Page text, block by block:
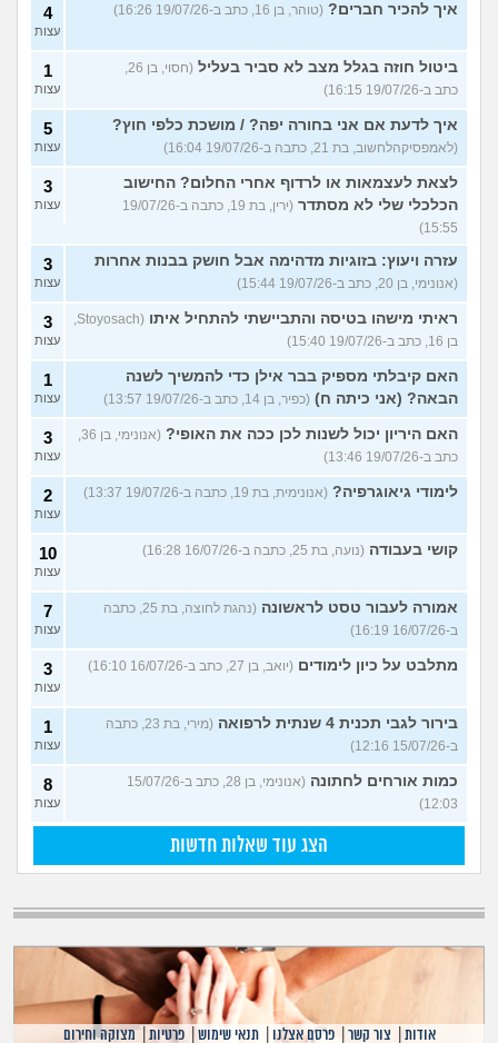
איך להכיר חברים? (טוהר, בן 16, כתב ב-19/07/26 16:26) 4
עצות
ביטול חוזה בגלל מצב לא סביר בעליל
(חסוי, בן 26,
כתב ב-19/07/26 16:15)
1
עצות
איך לדעת אם אני בחורה יפה? / מושכת כלפי חוץ?
(לאמפסיקהלחשוב, בת 21, כתבה ב-19/07/26 16:04)
5
עצות
לצאת לעצמאות או לרדוף אחרי החלום? החישוב
הכלכלי שלי לא מסתדר
(ירין, בת 19, כתבה ב-19/07/26
15:55)
3
עצות
עזרה ויעוץ: בזוגיות מדהימה אבל חושק בבנות אחרות
(אנונימי, בן 20, כתב ב-19/07/26 15:44)
3
עצות
ראיתי מישהו בטיסה והתביישתי להתחיל איתו
(Stoyosach,
בן 16, כתב ב-19/07/26 15:40)
3
עצות
האם קיבלתי מספיק בבר אילן כדי להמשיך לשנה
הבאה? (אני כיתה ח) (כפיר, בן 14, כתב ב-19/07/26 13:57)
1
עצות
האם היריון יכול לשנות לכן ככה את האופי?
(אנונימי, בן 36,
כתב ב-19/07/26 13:46)
3
עצות
לימודי גיאוגרפיה? (אנונימית, בת 19, כתבה ב-19/07/26 13:37) 2
עצות
קושי בעבודה (נועה, בת 25, כתבה ב-16/07/26 16:28) 10
עצות
אמורה לעבור טסט לראשונה
(נהגת לחוצה, בת 25, כתבה
ב-16/07/26 16:19)
7
עצות
מתלבט על כיון לימודים (יואב, בן 27, כתב ב-16/07/26 16:10) 3
עצות
בירור לגבי תכנית 4 שנתית לרפואה
(מירי, בת 23, כתבה
ב-15/07/26 12:16)
1
עצות
כמות אורחים לחתונה
(אנונימי, בן 28, כתב ב-15/07/26
12:03)
8
עצות
הצג עוד שאלות חדשות
אודות צור קשר |פרסם אצלנו |תנאי שימוש |פרטיות |מצוקה וחירום